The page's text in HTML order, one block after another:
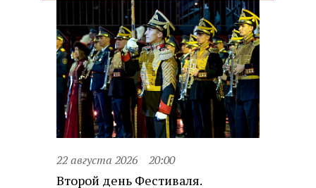
22 августа 2026 20:00
Второй день Фестиваля.